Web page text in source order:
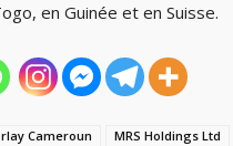
en Guinée et en Suisse.
Cameroun MRS Holdings Ltd